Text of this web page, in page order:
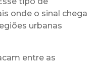
onde o sinal chega
urbanas
entre as